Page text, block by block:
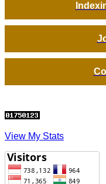
View My Stats